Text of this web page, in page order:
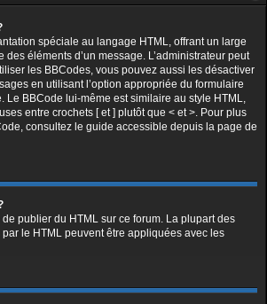
spéciale au langage HTML, offrant un large
des éléments d’un message. L’administrateur peut
les BBCodes, vous pouvez aussi les désactiver
en utilisant l’option appropriée du formulaire
Le BBCode lui-même est similaire au style HTML,
entre crochets [ et ] plutôt que < et >. Pour plus
consultez le guide accessible depuis la page de
de publier du HTML sur ce forum. La plupart des
le HTML peuvent être appliquées avec les